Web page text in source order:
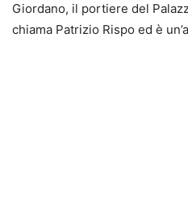
Giordano, il portiere del
chiama Patrizio Rispo ed è